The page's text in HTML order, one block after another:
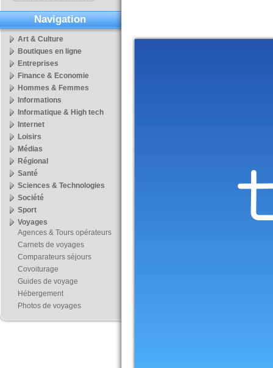
Navigation
Art & Culture
Boutiques en ligne
Entreprises
Finance & Economie
Hommes & Femmes
Informations
Informatique & High tech
Internet
Loisirs
Médias
Régional
Santé
Sciences & Technologies
Société
Sport
Voyages
Agences & Tours opérateurs
Carnets de voyages
Comparateurs séjours
Covoiturage
Guides de voyage
Hébergement
Photos de voyages